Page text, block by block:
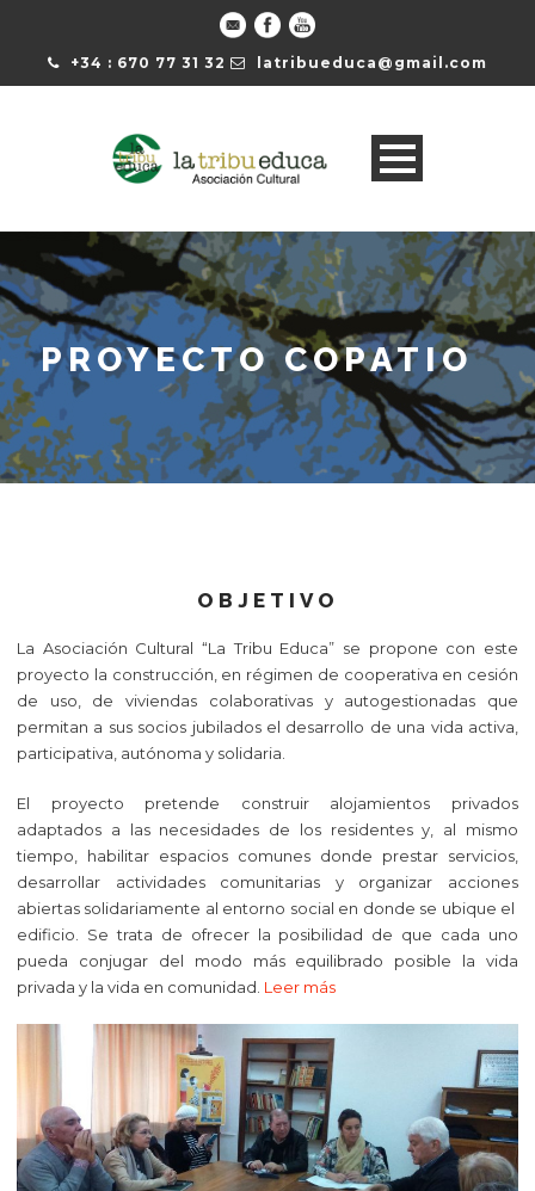
+34 : 670 77 31 32 latribueduca@gmail.com
PROYECTO COPATIO
OBJETIVO
La Asociación Cultural “La Tribu Educa” se propone con este
proyecto la construcción, en régimen de cooperativa en cesión
de uso, de viviendas colaborativas y autogestionadas que
permitan a sus socios jubilados el desarrollo de una vida activa,
participativa, autónoma y solidaria.
El proyecto pretende construir alojamientos privados
adaptados a las necesidades de los residentes y, al mismo
tiempo, habilitar espacios comunes donde prestar servicios,
desarrollar actividades comunitarias y organizar acciones
abiertas solidariamente al entorno social en donde se ubique el
edificio. Se trata de ofrecer la posibilidad de que cada uno
pueda conjugar del modo más equilibrado posible la vida
privada y la vida en comunidad. Leer más